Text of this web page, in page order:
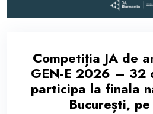
Competiția JA de
GEN-E 2026 – 32
participa la finala
București,